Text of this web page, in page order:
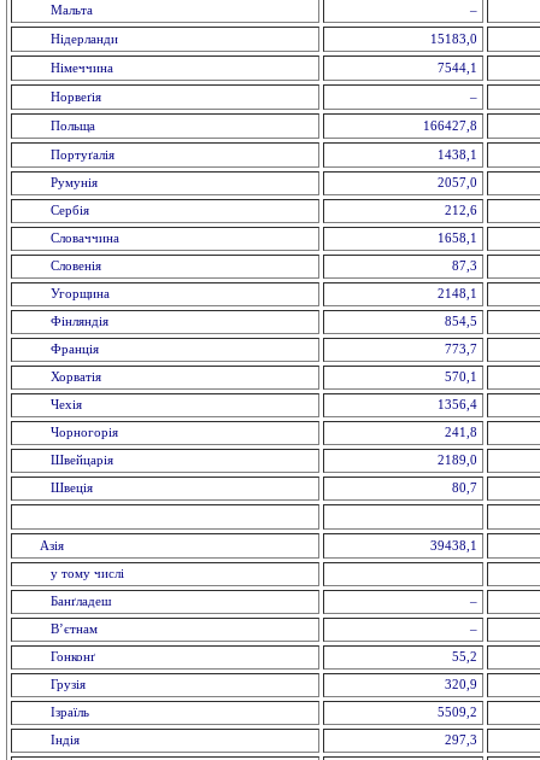
Мальта –
Нідерланди 15183,0
Німеччина 7544,1
Норвеґія –
Польща 166427,8
Портуґалія 1438,1
Румунія 2057,0
Сербія 212,6
Словаччина 1658,1
Словенія 87,3
Угорщина 2148,1
Фінляндія 854,5
Франція 773,7
Хорватія 570,1
Чехія 1356,4
Чорногорія 241,8
Швейцарія 2189,0
Швеція 80,7
Азія 39438,1
у тому числі
Банґладеш –
В’єтнам –
Гонконґ 55,2
Грузія 320,9
Ізраїль 5509,2
Індія 297,3